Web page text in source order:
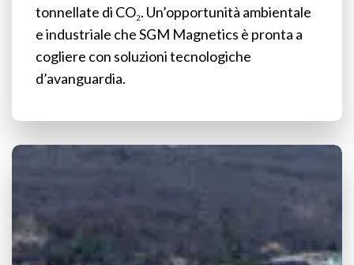
tonnellate di CO₂. Un’opportunità ambientale
e industriale che SGM Magnetics è pronta a
cogliere con soluzioni tecnologiche
d’avanguardia.
CMC
tecnologia
SGM